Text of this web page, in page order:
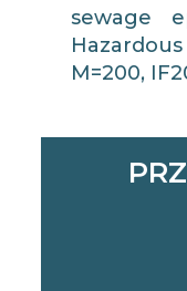
sewage
M=200,